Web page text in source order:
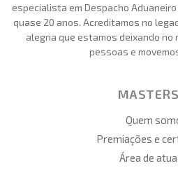
especialista em Despacho
quase 20 anos. Acreditamos no
alegria que estamos deixando no
pessoas e
Quem
Premiações e
Área de